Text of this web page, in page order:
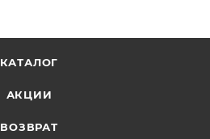
КАТАЛОГ
АКЦИИ
ВОЗВРАТ